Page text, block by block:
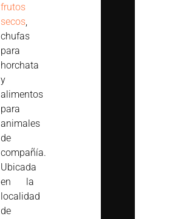
frutos
secos,
chufas
para
horchata
y
alimentos
para
animales
de
compañía.
Ubicada
en la
localidad
de